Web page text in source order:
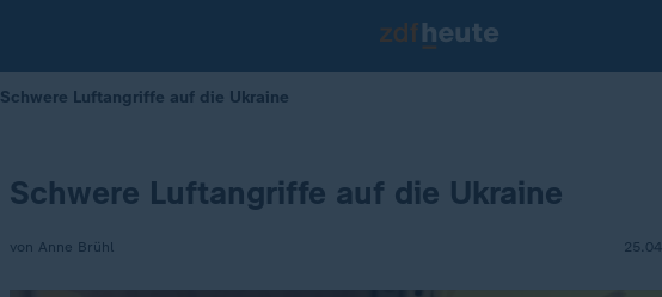
Schwere Luftangriffe auf die Ukraine
Schwere Luftangriffe auf die Ukraine
von Anne Brühl